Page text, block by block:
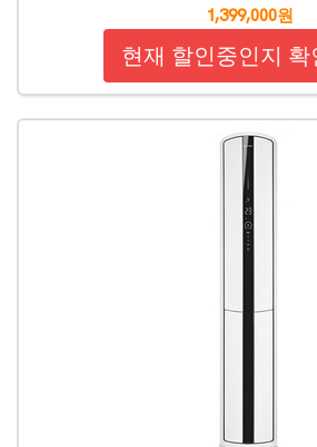
1,399,000원
현재 할인중인지 확